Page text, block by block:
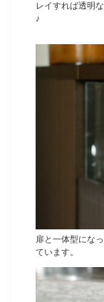
レイすれば透明
♪
扉と一体型にな
ています。